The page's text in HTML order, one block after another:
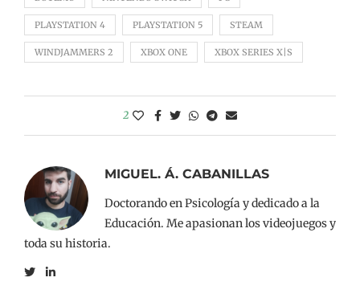
PLAYSTATION 4 PLAYSTATION 5 STEAM
WINDJAMMERS 2 XBOX ONE XBOX SERIES X|S
2
MIGUEL. Á. CABANILLAS
Doctorando en Psicología y dedicado a la
Educación. Me apasionan los videojuegos y
toda su historia.